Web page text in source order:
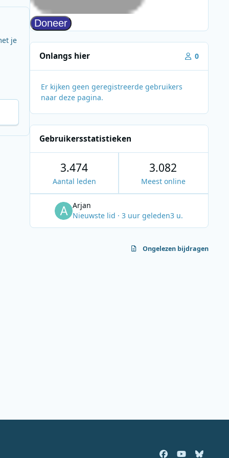
je
Onlangs hier 0
Er kijken geen geregistreerde gebruikers
naar deze pagina.
Gebruikersstatistieken
3.474
Aantal leden
3.082
Meest online
Arjan
Nieuwste lid ·3 uur geleden3 u.
Ongelezen bijdragen
b